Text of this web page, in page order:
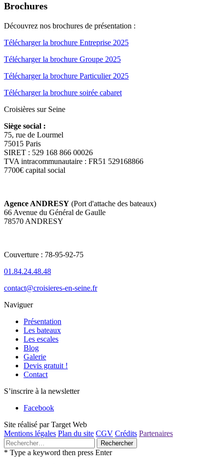
Brochures
Découvrez nos brochures de présentation :
Télécharger la brochure Entreprise 2025
Télécharger la brochure Groupe 2025
Télécharger la brochure Particulier 2025
Télécharger la brochure soirée cabaret
Croisières sur Seine
Siège social :
75, rue de Lourmel
75015 Paris
SIRET : 529 168 866 00026
TVA intracommunautaire : FR51 529168866
7700€ capital social
Agence ANDRESY (Port d'attache des bateaux)
66 Avenue du Général de Gaulle
78570 ANDRESY
Couverture : 78-95-92-75
01.84.24.48.48
contact@croisieres-en-seine.fr
Naviguer
Présentation
Les bateaux
Les escales
Blog
Galerie
Devis gratuit !
Contact
S’inscrire à la newsletter
Facebook
Site réalisé par Target Web
Mentions légales Plan du site CGV Crédits Partenaires
Rechercher :
* Type a keyword then press Enter